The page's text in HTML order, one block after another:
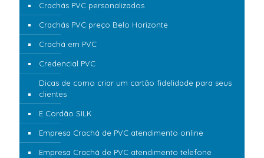
Crachás PVC personalizados
Crachás PVC preço Belo Horizonte
Crachá em PVC
Credencial PVC
Dicas de como criar um cartão fidelidade para seus
clientes
E Cordão SILK
Empresa Crachá de PVC atendimento online
Empresa Crachá de PVC atendimento telefone